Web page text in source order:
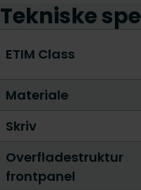
Tekniske
ETIM Class
Materiale
Skriv
Overfladestruktur
frontpanel